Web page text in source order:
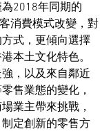
2018年同期的
消費模式改變，對
式，更傾向選擇
本土文化特色。
，以及來自鄰近
售業態的變化，
業主帶來挑戰，
定創新的零售方